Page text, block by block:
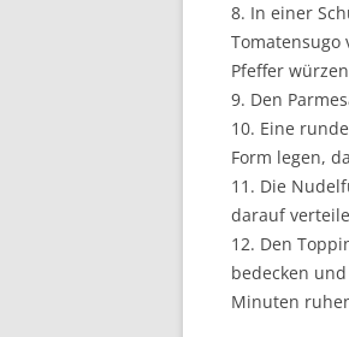
8. In einer
Tomatensugo
Pfeffer
9. Den
10. Eine
Form legen,
11. Die
darauf
12. Den
bedecken
Minuten